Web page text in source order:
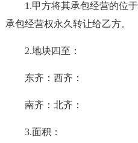
1.甲方将其承包经营的位
承包经营权永久转让给乙方。
2.地块四至：
东齐：西齐：
南齐：北齐：
3.面积：